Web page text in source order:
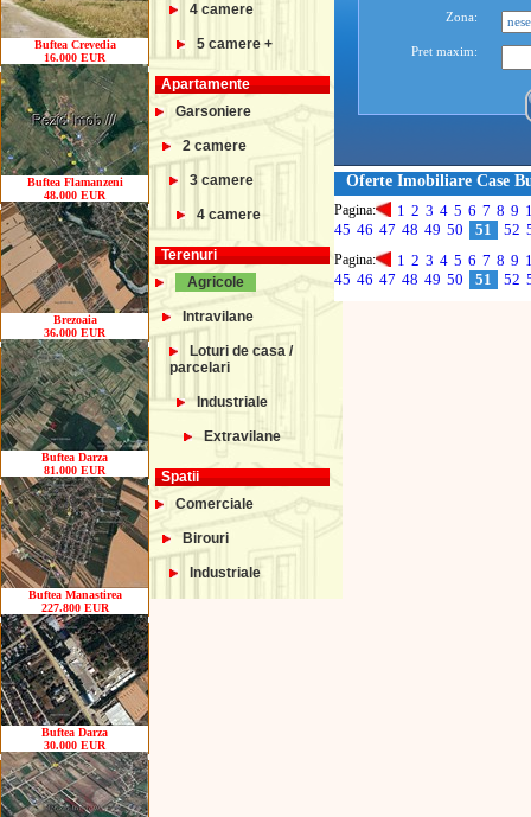
Buftea Crevedia
16.000 EUR
Buftea Flamanzeni
48.000 EUR
Brezoaia
36.000 EUR
Buftea Darza
81.000 EUR
Buftea Manastirea
227.800 EUR
Buftea Darza
30.000 EUR
4 camere
5 camere +
Apartamente
Garsoniere
2 camere
3 camere
4 camere
Terenuri
Agricole
Intravilane
Loturi de casa /
parcelari
Industriale
Extravilane
Spatii
Comerciale
Birouri
Industriale
Zona:
Pret maxim:
Oferte Imobiliare Case
Pagina: 1 2 3 4 5 6 7 8 9
45 46 47 48 49 50 51 52
Pagina: 1 2 3 4 5 6 7 8 9
45 46 47 48 49 50 51 52